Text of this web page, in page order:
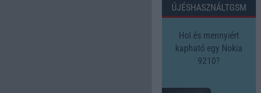
ÚJÉSHASZNÁLTGSM
Hol és mennyiért
kapható egy Nokia
9210?